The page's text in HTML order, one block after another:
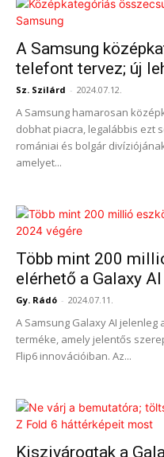
A Samsung
telefont tervez; új
Sz. Szilárd - 2024.07.12.
A Samsung hamarosan
dobhat piacra, legalábbis ezt
romániai és bolgár
amelyet...
Több mint 200
elérhető a Galaxy
Gy. Rádó - 2024.07.11.
A Samsung Galaxy AI
terméke, amely jelentős
Flip6 innovációiban. Az...
Kiszivárogtak a